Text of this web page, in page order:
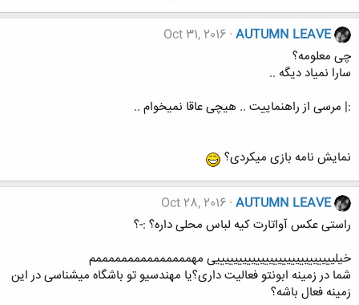
AUTUMN LEAVE
Oct 31, 2016
چی معلومه؟
سارا نمیاد دیگه ..
:| مرسی از راهنماییت .. هیچی عاقا نمیخوام ..
نمایش نامه بازی میکردی؟
AUTUMN LEAVE
Oct 28, 2016
راستی عکس آواتارت کیه لباس محلی داره؟ :-؟
خیلیییییییییییییییییییییییییییی مهمممممممممممممممم
شما در زمینه ابونتو فعالیت داری؟یا مهندسیو تو باشگاه میشناسی در این
زمینه فعال باشه؟